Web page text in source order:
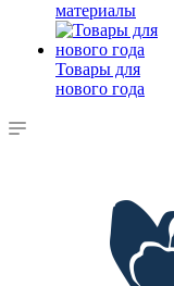
материалы
Товары для
нового года